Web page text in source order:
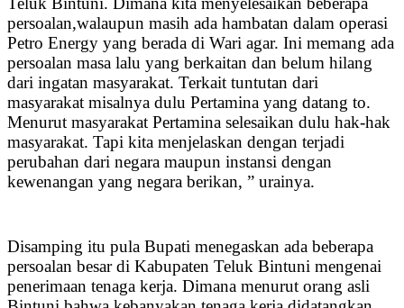
persoalan,walaupun masih ada hambatan dalam operasi
Petro Energy yang berada di Wari agar. Ini memang ada
persoalan masa lalu yang berkaitan dan belum hilang
dari ingatan masyarakat. Terkait tuntutan dari
masyarakat misalnya dulu Pertamina yang datang to.
Menurut masyarakat Pertamina selesaikan dulu hak-hak
masyarakat. Tapi kita menjelaskan dengan terjadi
perubahan dari negara maupun instansi dengan
kewenangan yang negara berikan, ” urainya.
Disamping itu pula Bupati menegaskan ada beberapa
persoalan besar di Kabupaten Teluk Bintuni mengenai
penerimaan tenaga kerja. Dimana menurut orang asli